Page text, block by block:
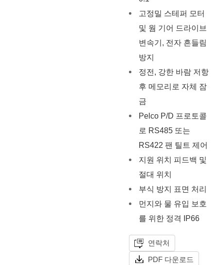
고정밀 스테퍼 모터
및 웜 기어 드라이브
변속기, 전자 흔들림
방지
정전, 강한 바람 저항
후 메모리로 자체 잠
금
Pelco P/D 프로토콜
로 RS485 또는
RS422 팬 틸트 제어
지원 위치 피드백 및
절대 위치
부식 방지 표면 처리
먼지와 물 유입 보호
를 위한 정격 IP66
연락처
PDF 다운로드